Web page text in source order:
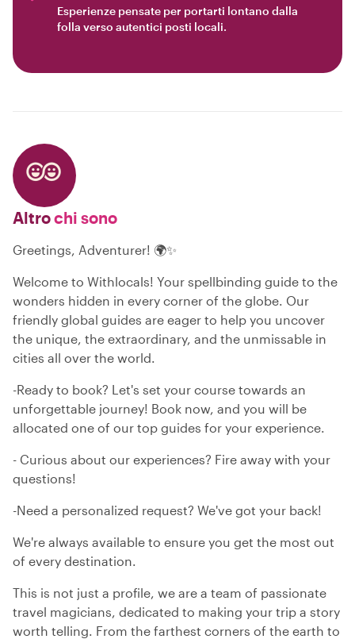
Esperienze pensate per portarti lontano dalla
folla verso autentici posti locali.
Altrochi sono
Greetings, Adventurer! 🌍✨
Welcome to Withlocals! Your spellbinding guide to the
wonders hidden in every corner of the globe. Our
friendly global guides are eager to help you uncover
the unique, the extraordinary, and the unmissable in
cities all over the world.
-Ready to book? Let's set your course towards an
unforgettable journey! Book now, and you will be
allocated one of our top guides for your experience.
- Curious about our experiences? Fire away with your
questions!
-Need a personalized request? We've got your back!
We're always available to ensure you get the most out
of every destination.
This is not just a profile, we are a team of passionate
travel magicians, dedicated to making your trip a story
worth telling. From the farthest corners of the earth to